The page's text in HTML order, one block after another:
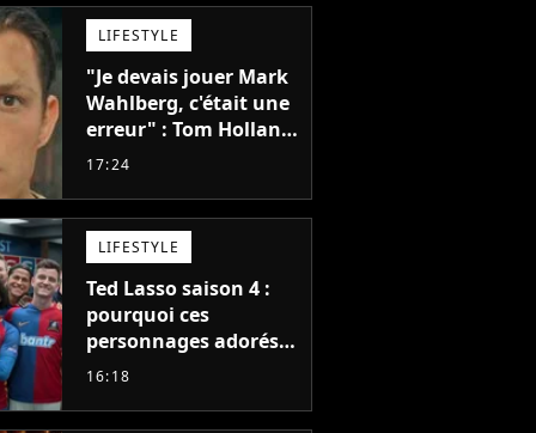
LIFESTYLE
"Je devais jouer Mark
Wahlberg, c'était une
erreur" : Tom Holland,
la star de Spider-Man,
blockbuster
17:24
LIFESTYLE
Ted Lasso saison 4 :
pourquoi ces
personnages adorés
des fans ne sont pas
16:18